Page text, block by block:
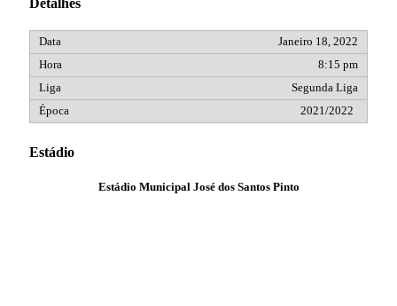
Detalhes
Janeiro 18, 2022
8:15 pm
Segunda Liga
2021/2022
Estádio
Estádio Municipal José dos Santos Pinto